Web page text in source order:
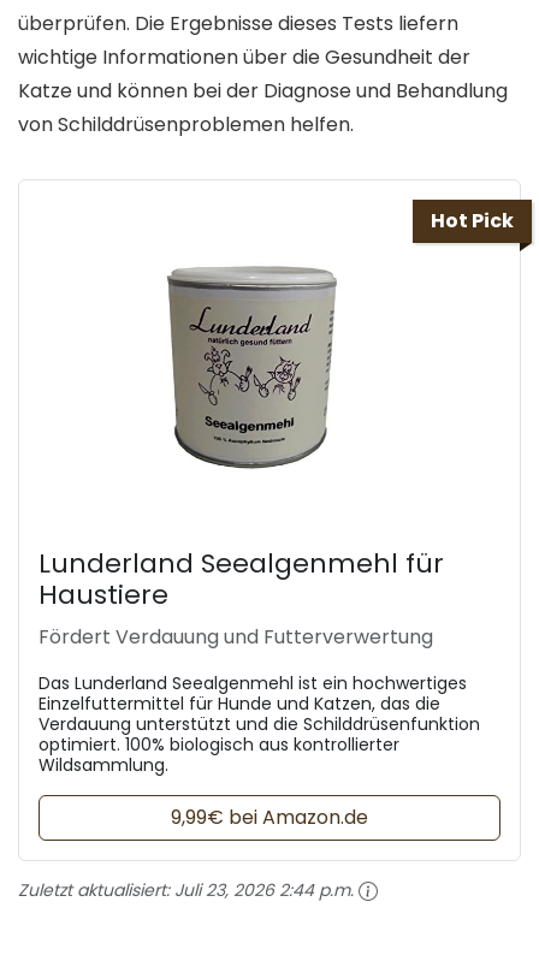
überprüfen. Die Ergebnisse dieses Tests liefern
wichtige Informationen über die Gesundheit der
Katze und können bei der Diagnose und Behandlung
von Schilddrüsenproblemen helfen.
Hot Pick
Lunderland Seealgenmehl für
Haustiere
Fördert Verdauung und Futterverwertung
Das Lunderland Seealgenmehl ist ein hochwertiges
Einzelfuttermittel für Hunde und Katzen, das die
Verdauung unterstützt und die Schilddrüsenfunktion
optimiert. 100% biologisch aus kontrollierter
Wildsammlung.
9,99€ bei Amazon.de
Zuletzt aktualisiert: Juli 23, 2026 2:44 p.m.